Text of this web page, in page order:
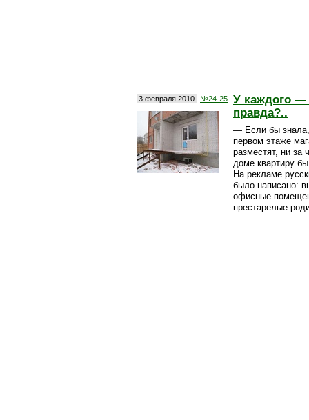
3 февраля 2010 №24-25
У каждого —
правда?..
— Если бы
первом этаже
разместят, ни за
доме квартиру
На рекламе
было написано:
офисные
престарелые